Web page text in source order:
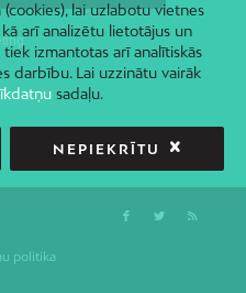
politika
lai uzlabotu vietnes
arī analizētu lietotājus un
izmantotas arī analītiskās
darbību. Lai uzzinātu vairāk
sadaļu.
NEPIEKRĪTU